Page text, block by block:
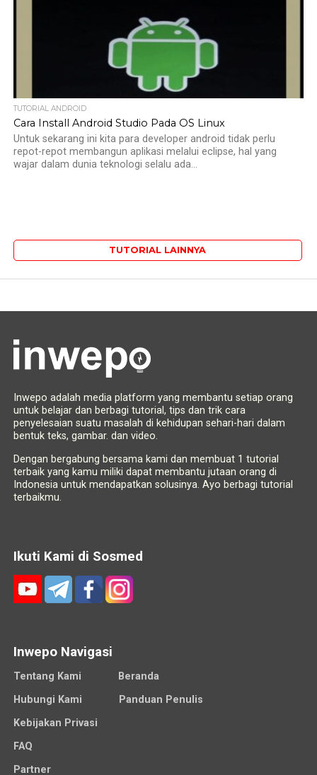
TUTORIAL ANDROID
Cara Install Android Studio Pada OS Linux
Untuk sekarang ini kita para developer android tidak perlu
repot-repot membangun aplikasi melalui eclipse, hal yang
wajar dalam dunia teknologi selalu ada...
TUTORIAL LAINNYA
Inwepo adalah media platform yang membantu setiap orang
untuk belajar dan berbagi tutorial, tips dan trik cara
penyelesaian suatu masalah di kehidupan sehari-hari dalam
bentuk teks, gambar. dan video.
Dengan bergabung bersama kami dan membuat 1 tutorial
terbaik yang kamu miliki dapat membantu jutaan orang di
Indonesia untuk mendapatkan solusinya. Ayo berbagi tutorial
terbaikmu.
Ikuti Kami di Sosmed
Inwepo Navigasi
Tentang Kami
Beranda
Hubungi Kami
Panduan Penulis
Kebijakan Privasi
FAQ
Partner